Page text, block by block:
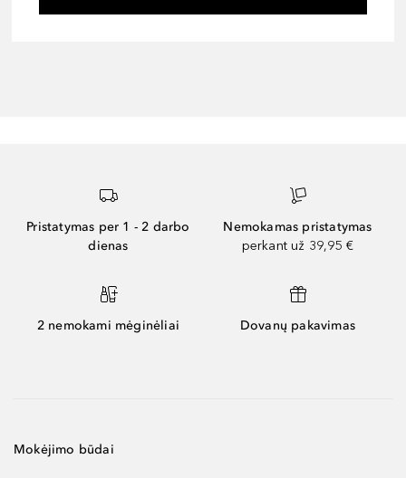
Pristatymas per 1 - 2 darbo
dienas
Nemokamas pristatymas
perkant už 39,95 €
2 nemokami mėginėliai Dovanų pakavimas
Mokėjimo būdai